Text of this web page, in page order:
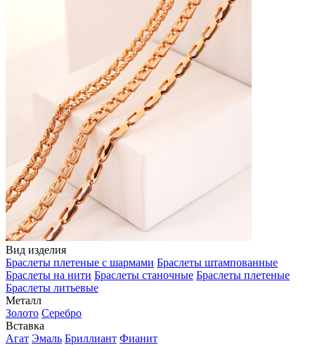
Вид изделия
Браслеты плетеные с шармами Браслеты штампованные
Браслеты на нити Браслеты станочные Браслеты плетеные
Браслеты литьевые
Металл
Золото Серебро
Вставка
Агат Эмаль Бриллиант Фианит